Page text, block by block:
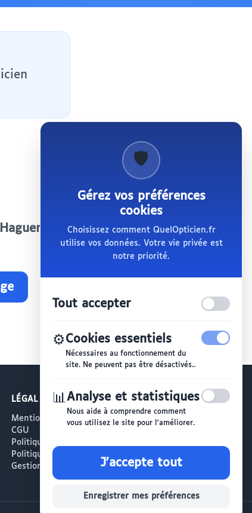
LÉGAL
Mentions légales
CGU
Politique de confidentialité
Politique de gestion des cookies
Gestion des cookies
🛡️
Gérez vos préférences
cookies
Choisissez comment QuelOpticien.fr
utilise vos données. Votre vie privée est
notre priorité.
Tout accepter
⚙️Cookies essentiels
Nécessaires au fonctionnement du
site. Ne peuvent pas être désactivés..
📊Analyse et statistiques
Nous aide à comprendre comment
vous utilisez le site pour l'améliorer.
J'accepte tout
Enregistrer mes préférences